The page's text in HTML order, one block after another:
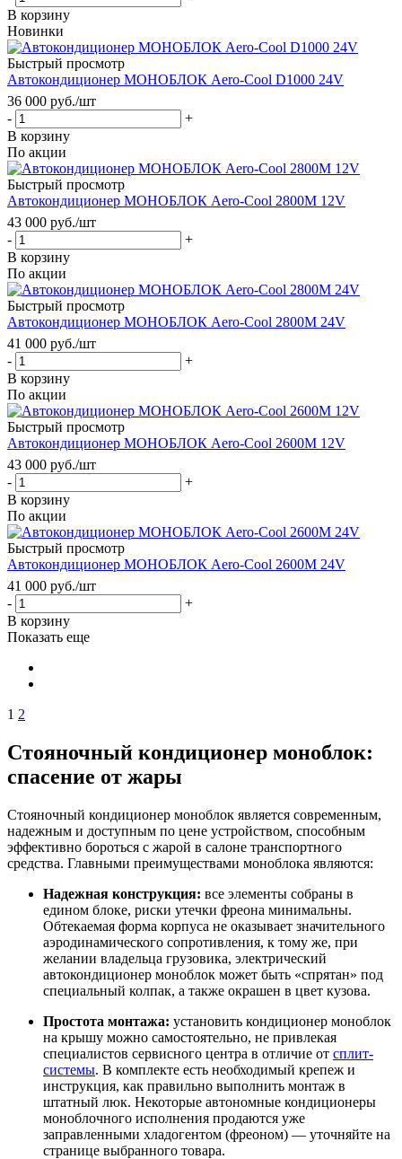
В корзину
Новинки
Быстрый просмотр
Автокондиционер МОНОБЛОК Aero-Cool D1000 24V
36 000 руб./шт
-
+
В корзину
По акции
Быстрый просмотр
Автокондиционер МОНОБЛОК Aero-Cool 2800M 12V
43 000 руб./шт
-
+
В корзину
По акции
Быстрый просмотр
Автокондиционер МОНОБЛОК Aero-Cool 2800M 24V
41 000 руб./шт
-
+
В корзину
По акции
Быстрый просмотр
Автокондиционер МОНОБЛОК Aero-Cool 2600M 12V
43 000 руб./шт
-
+
В корзину
По акции
Быстрый просмотр
Автокондиционер МОНОБЛОК Aero-Cool 2600M 24V
41 000 руб./шт
-
+
В корзину
Показать еще
1 2
Стояночный кондиционер моноблок:
спасение от жары
Стояночный кондиционер моноблок является современным,
надежным и доступным по цене устройством, способным
эффективно бороться с жарой в салоне транспортного
средства. Главными преимуществами моноблока являются:
Надежная конструкция: все элементы собраны в
едином блоке, риски утечки фреона минимальны.
Обтекаемая форма корпуса не оказывает значительного
аэродинамического сопротивления, к тому же, при
желании владельца грузовика, электрический
автокондиционер моноблок может быть «спрятан» под
специальный колпак, а также окрашен в цвет кузова.
Простота монтажа: установить кондиционер моноблок
на крышу можно самостоятельно, не привлекая
специалистов сервисного центра в отличие от сплит-
системы. В комплекте есть необходимый крепеж и
инструкция, как правильно выполнить монтаж в
штатный люк. Некоторые автономные кондиционеры
моноблочного исполнения продаются уже
заправленными хладогентом (фреоном) — уточняйте на
странице выбранного товара.